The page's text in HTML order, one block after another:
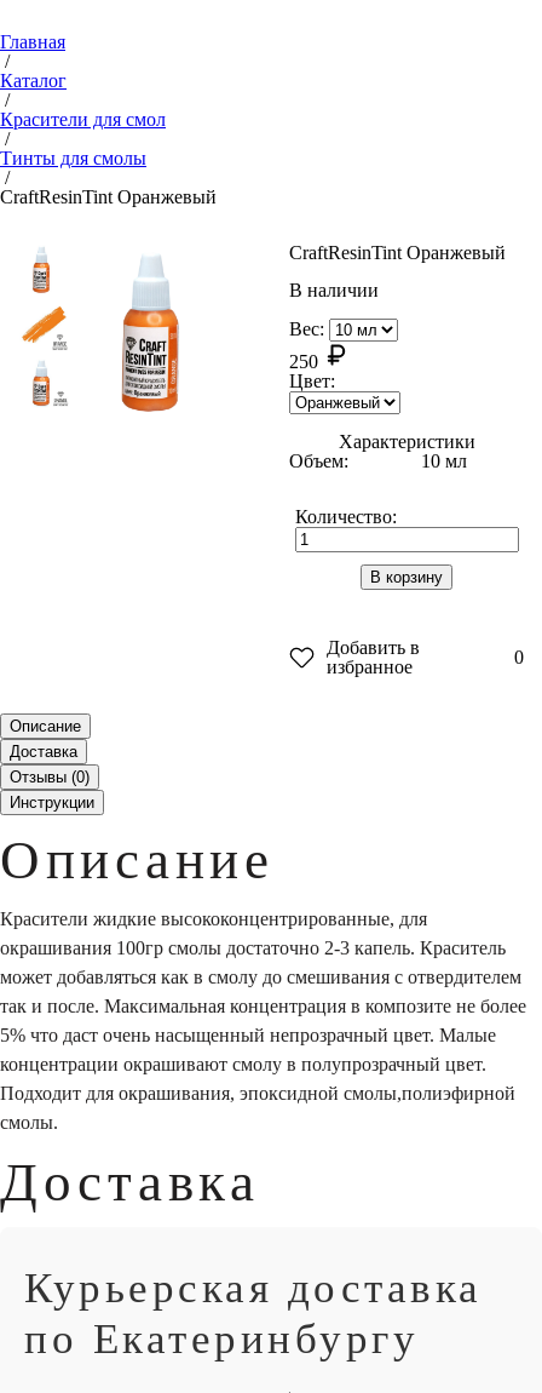
Главная
/
Каталог
/
Красители для смол
/
Тинты для смолы
/
CraftResinTint Оранжевый
CraftResinTint Оранжевый
В наличии
Вес:
250
Цвет:
Характеристики
Объем:
10 мл
Количество:
В корзину
Добавить в
избранное
0
Описание
Доставка
Отзывы (0)
Инструкции
Описание
Красители жидкие высококонцентрированные, для
окрашивания 100гр смолы достаточно 2-3 капель. Краситель
может добавляться как в смолу до смешивания с отвердителем
так и после. Максимальная концентрация в композите не более
5% что даст очень насыщенный непрозрачный цвет. Малые
концентрации окрашивают смолу в полупрозрачный цвет.
Подходит для окрашивания, эпоксидной смолы,полиэфирной
смолы.
Доставка
Курьерская доставка
по Екатеринбургу